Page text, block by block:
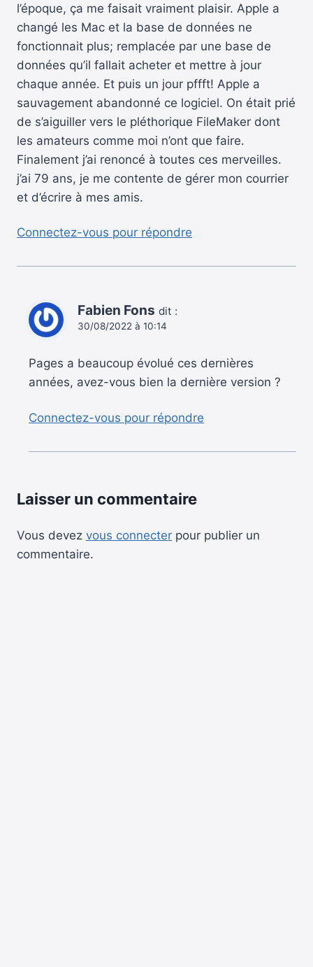
l’époque, ça me faisait vraiment plaisir. Apple a
changé les Mac et la base de données ne
fonctionnait plus; remplacée par une base de
données qu’il fallait acheter et mettre à jour
chaque année. Et puis un jour pffft! Apple a
sauvagement abandonné ce logiciel. On était prié
de s’aiguiller vers le pléthorique FileMaker dont
les amateurs comme moi n’ont que faire.
Finalement j’ai renoncé à toutes ces merveilles.
j’ai 79 ans, je me contente de gérer mon courrier
et d’écrire à mes amis.
Connectez-vous pour répondre
Fabien Fons dit :
30/08/2022 à 10:14
Pages a beaucoup évolué ces dernières
années, avez-vous bien la dernière version ?
Connectez-vous pour répondre
Laisser un commentaire
Vous devez vous connecter pour publier un
commentaire.